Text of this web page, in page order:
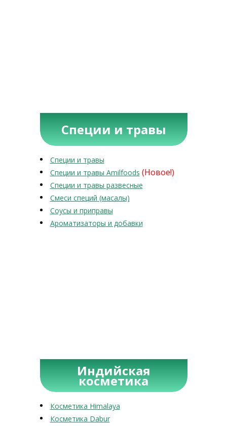
Специи и травы
Специи и травы
Специи и травы Amilfoods (Новое!)
Специи и травы развесные
Смеси специй (масалы)
Соусы и приправы
Ароматизаторы и добавки
Индийская
косметика
Косметика Himalaya
Косметика Dabur